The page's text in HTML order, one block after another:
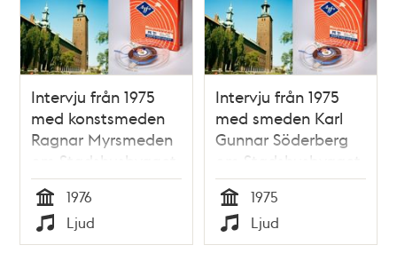
Intervju från 1975
med konstsmeden
Ragnar Myrsmeden
om Stadshusbygget
Tid
1976
Typ
Ljud
Intervju från 1975
med smeden Karl
Gunnar Söderberg
om Stadshusbygget
Tid
1975
Typ
Ljud